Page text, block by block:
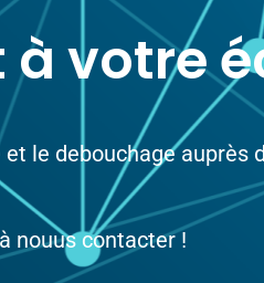
votre
le debouchage auprès
nouus contacter !